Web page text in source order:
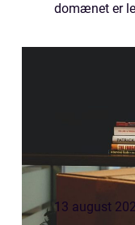
domænet er
medier. Du
13 august